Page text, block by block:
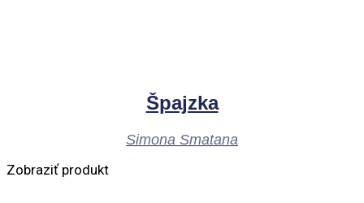
Špajzka
Simona Smatana
Zobraziť produkt